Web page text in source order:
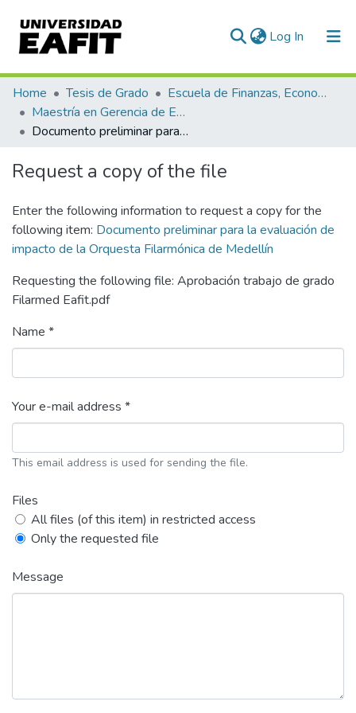
Log In (current)
Communities & Collections
All of DSpace
Home Tesis de Grado
Escuela de Finanzas, Economía y Gobierno
Maestría en Gerencia de Empresas Sociales para la Innovación Social y el Desarrollo Local (tesis)
Documento preliminar para la evaluación de impacto de la Orquesta Filarmónica de Medellín
Request a copy of the file
Enter the following information to request a copy for the
following item: Documento preliminar para la evaluación de
impacto de la Orquesta Filarmónica de Medellín
Requesting the following file: Aprobación trabajo de grado
Filarmed Eafit.pdf
Name *
Your e-mail address *
This email address is used for sending the file.
Files
All files (of this item) in restricted access
Only the requested file
Message